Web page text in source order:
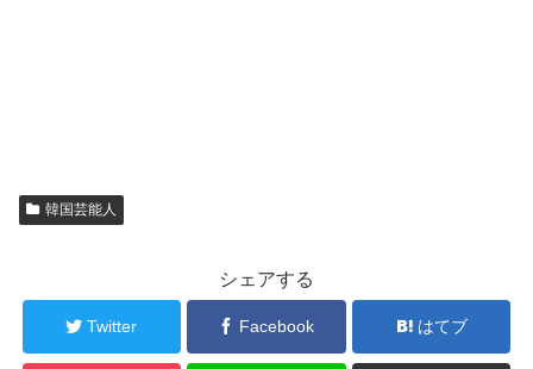
韓国芸能人
シェアする
Twitter Facebook はてブ